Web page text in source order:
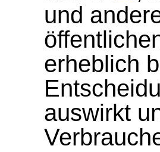
und
erheblich
auswirkt